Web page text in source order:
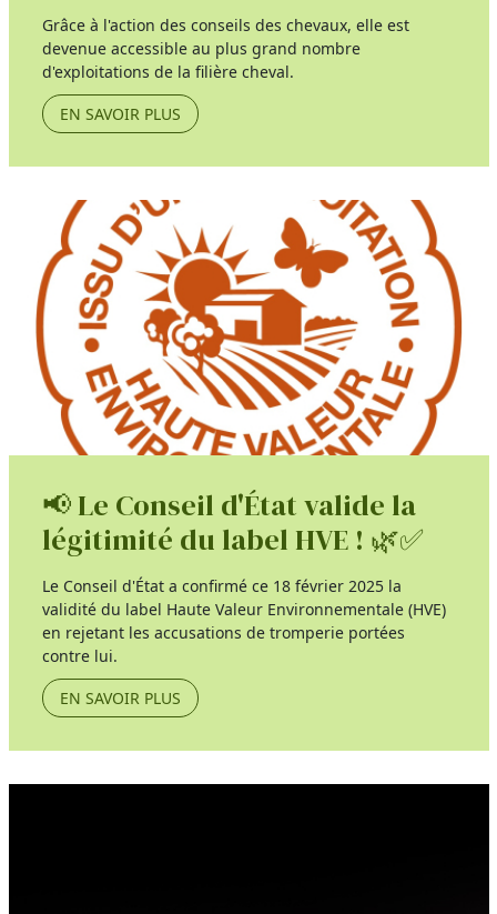
Grâce à l'action des conseils des chevaux, elle est
devenue accessible au plus grand nombre
d'exploitations de la filière cheval.
EN SAVOIR PLUS
📢 Le Conseil d'État valide la
légitimité du label HVE ! 🌿✅
Le Conseil d'État a confirmé ce 18 février 2025 la
validité du label Haute Valeur Environnementale (HVE)
en rejetant les accusations de tromperie portées
contre lui.
EN SAVOIR PLUS